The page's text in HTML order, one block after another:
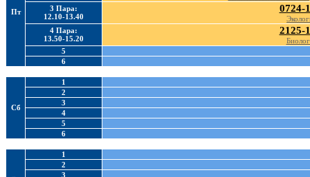
Пт
3 Пара:
12.10-13.40
0724-1
4 Пара:
13.50-15.20
2125-1
5
6
Сб
1
2
3
4
5
6
1
2
3